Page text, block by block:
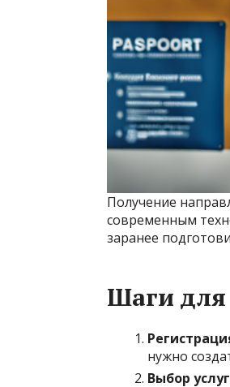
Получение
современным
заранее
Шаги для
нужно
Выбор